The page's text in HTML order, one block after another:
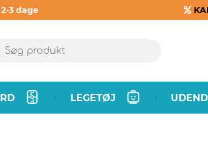
3 dage
LEGETØJ